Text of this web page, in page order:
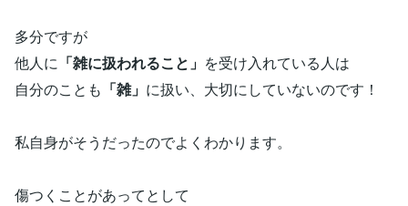
多分ですが
他人に 「雑に扱われること」 を受け入れている人は
自分のことも 「雑」 に扱い、大切にしていないのです！
私自身がそうだったのでよくわかります。
傷つくことがあってとして